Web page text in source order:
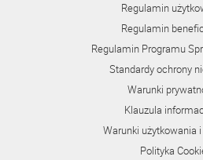
Regulamin
Regulamin
Regulamin Programu
Standardy ochrony
Warunki
Klauzula
Warunki użytkowania i
Polityka